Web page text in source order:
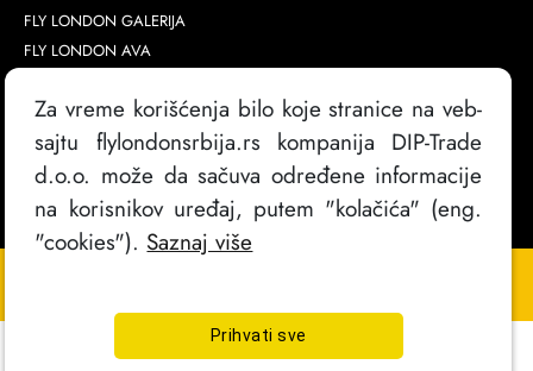
FLY LONDON GALERIJA
FLY LONDON AVA
Za vreme korišćenja bilo koje stranice na veb-
sajtu flylondonsrbija.rs kompanija DIP-Trade
d.o.o. može da sačuva određene informacije
na korisnikov uređaj, putem "kolačića" (eng.
"cookies"). Saznaj više
Prihvati sve